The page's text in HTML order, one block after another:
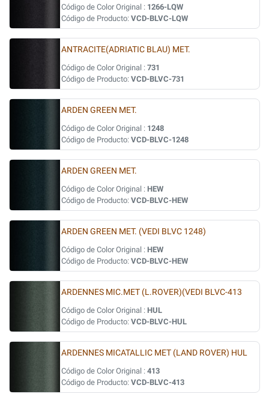
Código de Color Original : 1266-LQW
Código de Producto: VCD-BLVC-LQW
ANTRACITE(ADRIATIC BLAU) MET.
Código de Color Original : 731
Código de Producto: VCD-BLVC-731
ARDEN GREEN MET.
Código de Color Original : 1248
Código de Producto: VCD-BLVC-1248
ARDEN GREEN MET.
Código de Color Original : HEW
Código de Producto: VCD-BLVC-HEW
ARDEN GREEN MET. (VEDI BLVC 1248)
Código de Color Original : HEW
Código de Producto: VCD-BLVC-HEW
ARDENNES MIC.MET (L.ROVER)(VEDI BLVC-413
Código de Color Original : HUL
Código de Producto: VCD-BLVC-HUL
ARDENNES MICATALLIC MET (LAND ROVER) HUL
Código de Color Original : 413
Código de Producto: VCD-BLVC-413